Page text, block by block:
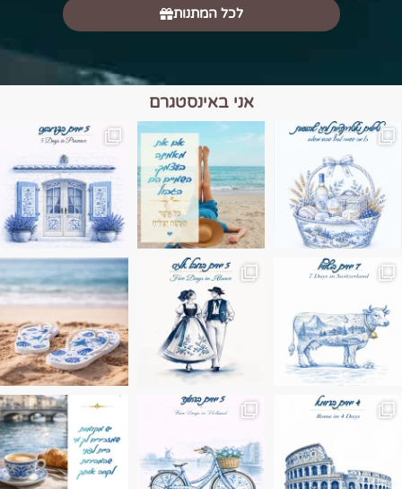
לכל המתנות
אני באינסטגרם
הם הגבול 💙🩵
בחבל אלזס צרפת
בחופשה שבו הכל נהיה פשוט יותר. החול, הי
Instagram post
Instagram post 17994326828955248